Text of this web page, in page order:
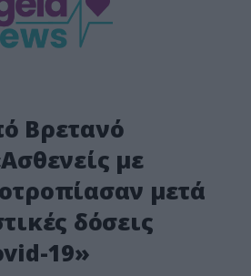
Βρετανό
με
μετά
δόσεις
19»